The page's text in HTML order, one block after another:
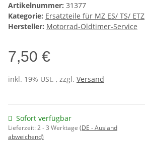
Artikelnummer: 31377
Kategorie: Ersatzteile für MZ ES/ TS/ ETZ
Hersteller: Motorrad-Oldtimer-Service
7,50 €
inkl. 19% USt. , zzgl. Versand
Sofort verfügbar
Lieferzeit:2 - 3 Werktage (DE - Ausland
abweichend)